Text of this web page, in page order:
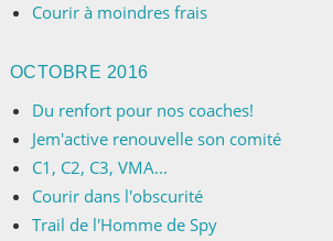
Courir à moindres frais
OCTOBRE 2016
Du renfort pour nos coaches!
Jem'active renouvelle son comité
C1, C2, C3, VMA...
Courir dans l'obscurité
Trail de l'Homme de Spy